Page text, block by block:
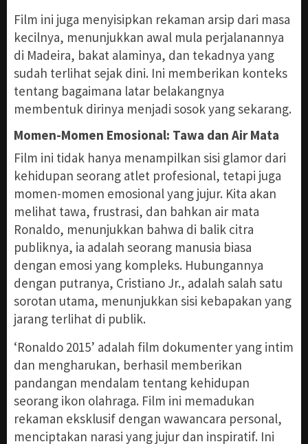
Film ini juga menyisipkan rekaman arsip dari masa
kecilnya, menunjukkan awal mula perjalanannya
di Madeira, bakat alaminya, dan tekadnya yang
sudah terlihat sejak dini. Ini memberikan konteks
tentang bagaimana latar belakangnya
membentuk dirinya menjadi sosok yang sekarang.
Momen-Momen Emosional: Tawa dan Air Mata
Film ini tidak hanya menampilkan sisi glamor dari
kehidupan seorang atlet profesional, tetapi juga
momen-momen emosional yang jujur. Kita akan
melihat tawa, frustrasi, dan bahkan air mata
Ronaldo, menunjukkan bahwa di balik citra
publiknya, ia adalah seorang manusia biasa
dengan emosi yang kompleks. Hubungannya
dengan putranya, Cristiano Jr., adalah salah satu
sorotan utama, menunjukkan sisi kebapakan yang
jarang terlihat di publik.
‘Ronaldo 2015’ adalah film dokumenter yang intim
dan mengharukan, berhasil memberikan
pandangan mendalam tentang kehidupan
seorang ikon olahraga. Film ini memadukan
rekaman eksklusif dengan wawancara personal,
menciptakan narasi yang jujur dan inspiratif. Ini